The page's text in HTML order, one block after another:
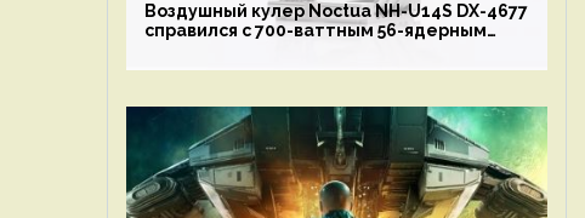
Воздушный кулер Noctua NH-U14S DX-4677
справился с 700-ваттным 56-ядерным